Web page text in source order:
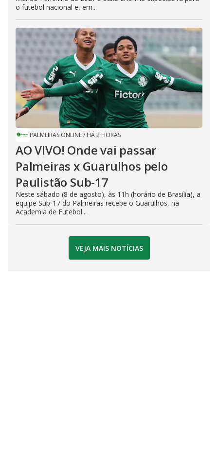
o futebol nacional e, em...
PALMEIRAS ONLINE/ HÁ 2 HORAS
AO VIVO! Onde vai passar
Palmeiras x Guarulhos pelo
Paulistão Sub-17
Neste sábado (8 de agosto), às 11h (horário de Brasília), a
equipe Sub-17 do Palmeiras recebe o Guarulhos, na
Academia de Futebol...
VEJA MAIS NOTÍCIAS